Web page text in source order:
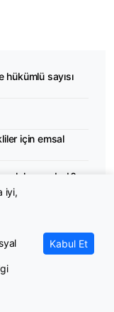
sayısı
için emsal
çok kazandırdı?
Komisyon'da
iyi,
Kabul Et